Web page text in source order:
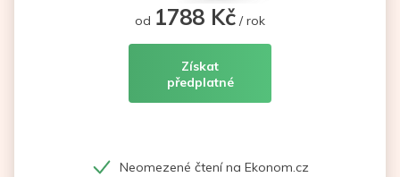
od 1788 Kč / rok
Získat
předplatné
Neomezené čtení na Ekonom.cz